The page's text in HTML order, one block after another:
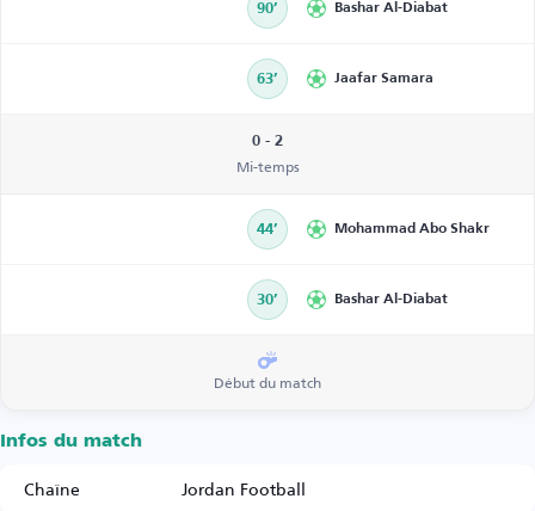
90’ Bashar Al-Diabat
63’ Jaafar Samara
0 - 2
Mi-temps
44’ Mohammad Abo Shakr
30’ Bashar Al-Diabat
Début du match
Infos du match
Chaîne Jordan Football